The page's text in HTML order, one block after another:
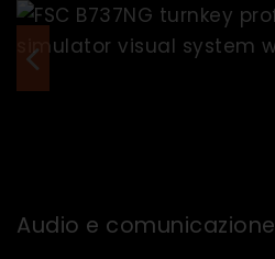
Audio e comunicazione